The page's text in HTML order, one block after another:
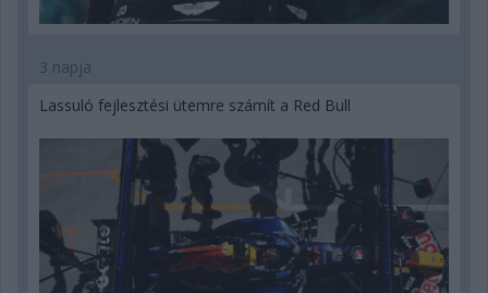
3 napja
Lassuló fejlesztési ütemre számít a Red Bull